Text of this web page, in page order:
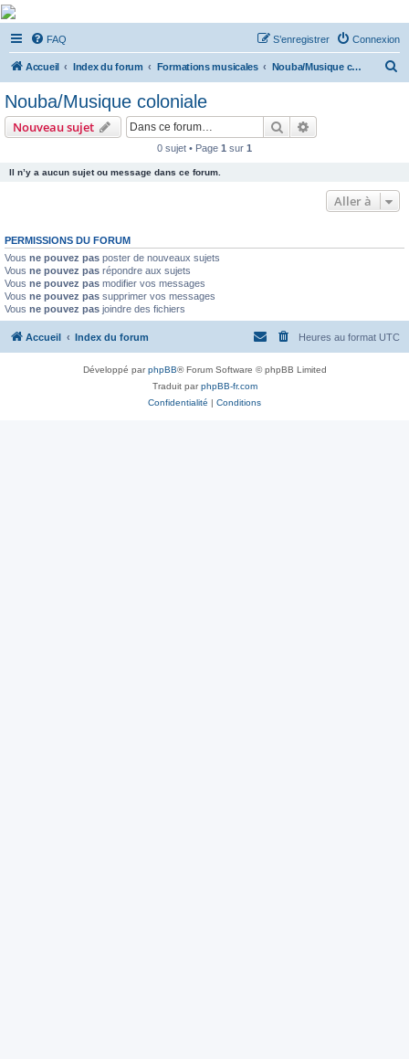
De Musicae Militari -
Forums
Forums de discussions
FAQ Connexion
S’enregistrer
Accueil Index du forum Formations musicales Nouba/Musique coloniale
Nouba/Musique coloniale
Nouveau sujet Rechercher
0 sujet • Page 1 sur 1
Il n’y a aucun sujet ou message dans ce forum.
Aller à
PERMISSIONS DU FORUM
Vous ne pouvez pas poster de nouveaux sujets
Vous ne pouvez pas répondre aux sujets
Vous ne pouvez pas modifier vos messages
Vous ne pouvez pas supprimer vos messages
Vous ne pouvez pas joindre des fichiers
Accueil Index du forum Heures au format UTC
Développé parphpBB® Forum Software © phpBB Limited
Traduit parphpBB-fr.com
Confidentialité | Conditions